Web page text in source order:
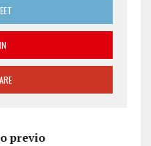
previo